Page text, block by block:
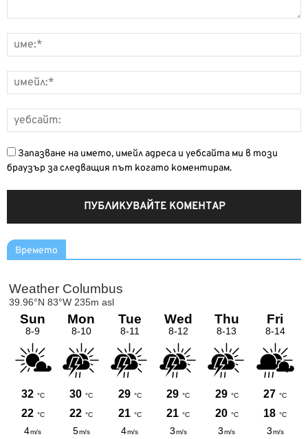
Запазване на името, имейл адреса и уебсайта ми в този
браузър за следващия път когато коментирам.
Времето